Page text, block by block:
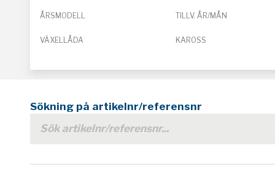
ÅRSMODELL TILLV. ÅR/MÅN
VÄXELLÅDA KAROSS
Sökning på artikelnr/referensnr